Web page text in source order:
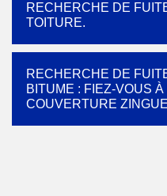
RECHERCHE DE
TOITURE.
RECHERCHE DE
BITUME : FIEZ-VOUS
COUVERTURE